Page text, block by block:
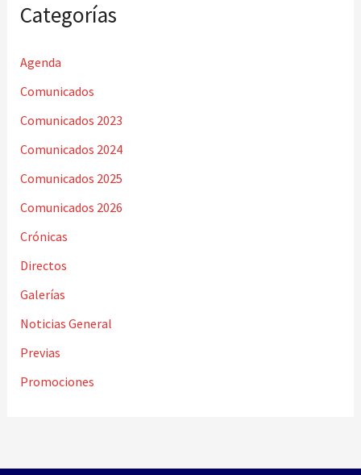
Categorías
Agenda
Comunicados
Comunicados 2023
Comunicados 2024
Comunicados 2025
Comunicados 2026
Crónicas
Directos
Galerías
Noticias General
Previas
Promociones